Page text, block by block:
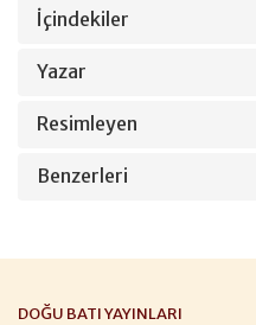
İçindekiler
Yazar
Resimleyen
Benzerleri
DOĞU BATI YAYINLARI